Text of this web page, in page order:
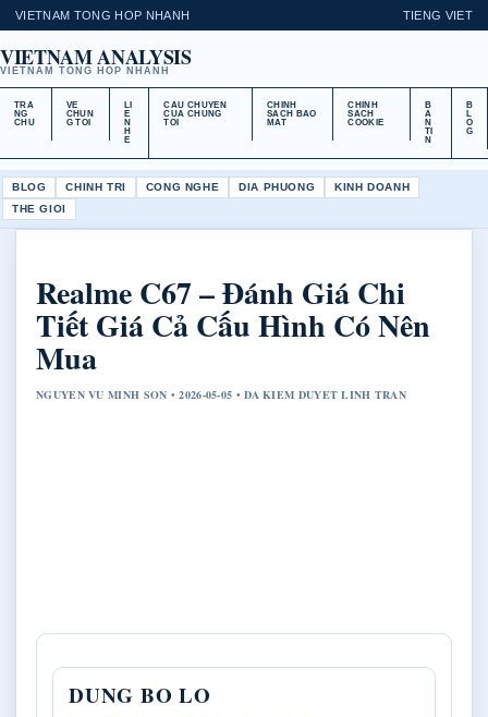
VIETNAM TONG HOP NHANH TIENG VIET
VIETNAM ANALYSIS
VIETNAM TONG HOP NHANH
TRA
NG
CHU
VE
CHUN
G TOI
LI
E
N
H
E
CAU CHUYEN
CUA CHUNG
TOI
CHINH
SACH BAO
MAT
CHINH
SACH
COOKIE
B
A
N
TI
N
B
L
O
G
BLOG CHINH TRI CONG NGHE DIA PHUONG
KINH DOANH
THE GIOI
Realme C67 – Đánh Giá Chi
Tiết Giá Cả Cấu Hình Có Nên
Mua
NGUYEN VU MINH SON • 2026-05-05 • DA KIEM DUYET LINH TRAN
DUNG BO LO